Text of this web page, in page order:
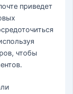
приведет
чтобы